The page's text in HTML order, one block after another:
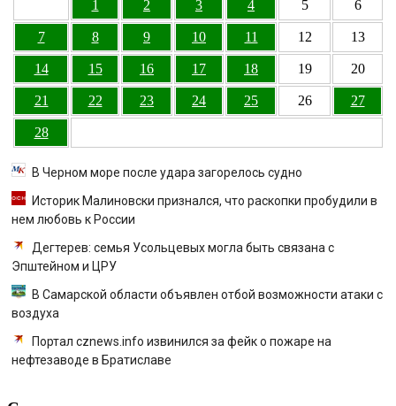
1
2 3 4 5 6
7 8 9 10 11 12 13
14 15 16 17 18 19 20
21 22 23 24 25 26 27
28
В Черном море после удара загорелось судно
Историк Малиновски признался, что раскопки пробудили в
нем любовь к России
Дегтерев: семья Усольцевых могла быть связана с
Эпштейном и ЦРУ
В Самарской области объявлен отбой возможности атаки с
воздуха
Портал cznews.info извинился за фейк о пожаре на
нефтезаводе в Братиславе